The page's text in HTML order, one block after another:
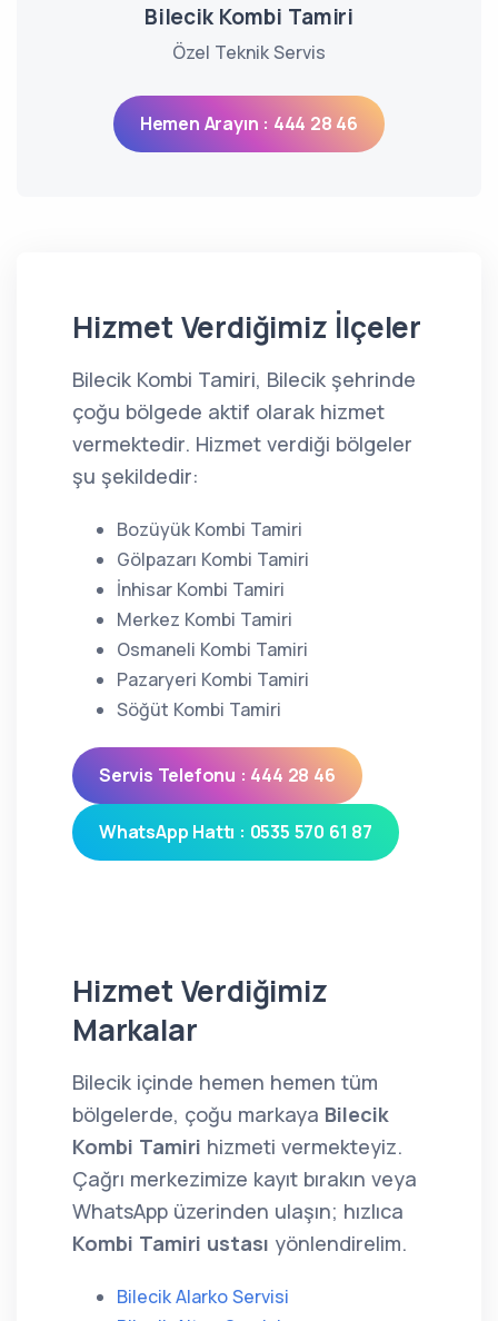
Bilecik Kombi Tamiri
Özel Teknik Servis
Hemen Arayın : 444 28 46
Hizmet Verdiğimiz İlçeler
Bilecik Kombi Tamiri, Bilecik şehrinde
çoğu bölgede aktif olarak hizmet
vermektedir. Hizmet verdiği bölgeler
şu şekildedir:
Bozüyük Kombi Tamiri
Gölpazarı Kombi Tamiri
İnhisar Kombi Tamiri
Merkez Kombi Tamiri
Osmaneli Kombi Tamiri
Pazaryeri Kombi Tamiri
Söğüt Kombi Tamiri
Servis Telefonu : 444 28 46
WhatsApp Hattı : 0535 570 61 87
Hizmet Verdiğimiz
Markalar
Bilecik içinde hemen hemen tüm
bölgelerde, çoğu markaya Bilecik
Kombi Tamiri hizmeti vermekteyiz.
Çağrı merkezimize kayıt bırakın veya
WhatsApp üzerinden ulaşın; hızlıca
Kombi Tamiri ustası yönlendirelim.
Bilecik Alarko Servisi